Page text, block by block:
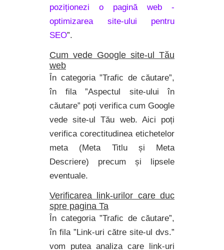
poziționezi o pagină web -
optimizarea site-ului pentru
SEO”.
Cum vede Google site-ul Tău
web
În categoria ”Trafic de căutare”,
în fila ”Aspectul site-ului în
căutare” poți verifica cum Google
vede site-ul Tău web. Aici poți
verifica corectitudinea etichetelor
meta (Meta Titlu și Meta
Descriere) precum și lipsele
eventuale.
Verificarea link-urilor care duc
spre pagina Ta
În categoria ”Trafic de căutare”,
în fila ”Link-uri către site-ul dvs.”
vom putea analiza care link-uri